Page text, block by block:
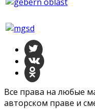
Все права на любые
авторском праве и